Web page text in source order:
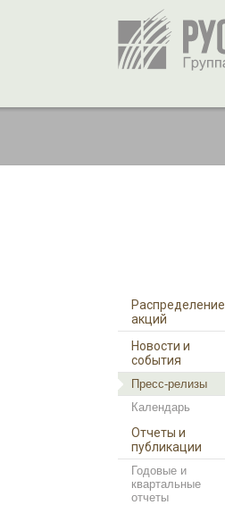
Распределение
акций
Новости и
события
Пресс-релизы
Календарь
Отчеты и
публикации
Годовые и
квартальные
отчеты